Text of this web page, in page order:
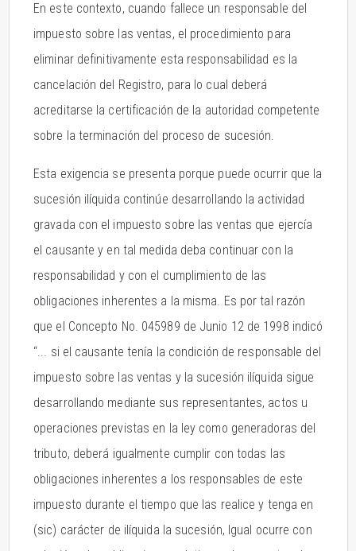
En este contexto, cuando fallece un responsable del
impuesto sobre las ventas, el procedimiento para
eliminar definitivamente esta responsabilidad es la
cancelación del Registro, para lo cual deberá
acreditarse la certificación de la autoridad competente
sobre la terminación del proceso de sucesión.
Esta exigencia se presenta porque puede ocurrir que la
sucesión ilíquida continúe desarrollando la actividad
gravada con el impuesto sobre las ventas que ejercía
el causante y en tal medida deba continuar con la
responsabilidad y con el cumplimiento de las
obligaciones inherentes a la misma. Es por tal razón
que el Concepto No. 045989 de Junio 12 de 1998 indicó
“... si el causante tenía la condición de responsable del
impuesto sobre las ventas y la sucesión ilíquida sigue
desarrollando mediante sus representantes, actos u
operaciones previstas en la ley como generadoras del
tributo, deberá igualmente cumplir con todas las
obligaciones inherentes a los responsables de este
impuesto durante el tiempo que las realice y tenga en
(sic) carácter de ilíquida la sucesión, Igual ocurre con